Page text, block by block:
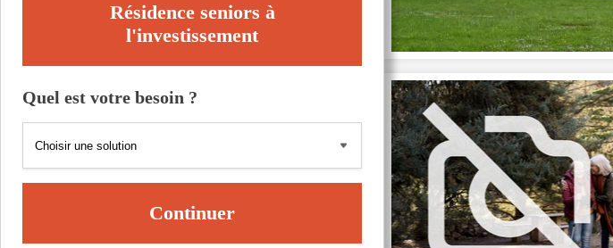
Résidence seniors à
l'investissement
Quel est votre besoin ?
Continuer